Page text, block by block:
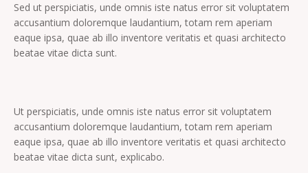
Sed ut perspiciatis, unde omnis iste natus error sit voluptatem
accusantium doloremque laudantium, totam rem aperiam
eaque ipsa, quae ab illo inventore veritatis et quasi architecto
beatae vitae dicta sunt.
Ut perspiciatis, unde omnis iste natus error sit voluptatem
accusantium doloremque laudantium, totam rem aperiam
eaque ipsa, quae ab illo inventore veritatis et quasi architecto
beatae vitae dicta sunt, explicabo.